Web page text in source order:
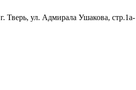
г. Тверь, ул. Адмирала Ушакова, стр.1а-